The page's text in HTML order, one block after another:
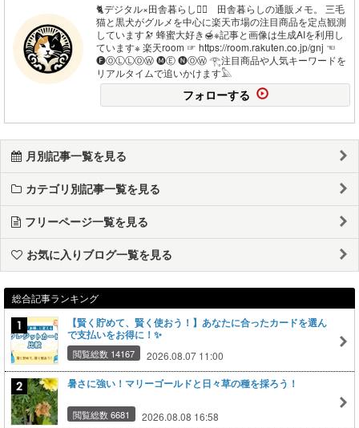
🐈デジタル×田舎暮らし🐕‍🦺 田舎暮らしの通販メモ。 三毛
猫と黒犬がグルメを中心に楽天市場の注目商品を定点観測
しています🔭 蜂蜜大好き🍯※記事と画像は生成AIを利用し
ています※ 楽天room ☞ https://room.rakuten.co.jp/gnj ☜
🅕ⓄⓁⓁⓄⓌ 🅜Ⓔ 🅝ⓄⓌ 𓂀注目商品や人気キーワードを
リアルタイムで追いかけます𓅓
フォローする
月別記事一覧を見る
カテゴリ別記事一覧を見る
フリーページ一覧を見る
お気に入りブログ一覧を見る
総合記事ランキング
【賢く貯めて、賢く使おう！】あなたに合ったカードを選ん
で支払いをお得に！✨
閲覧総数 14167 2026.08.07 11:00
暑さに強い！マリーゴールドと日々草の種を採ろう！
閲覧総数 6681 2026.08.08 16:58